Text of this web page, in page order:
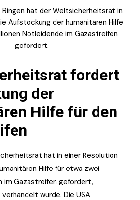
hat der Weltsicherheitsrat in
Aufstockung der humanitären Hilfe
Notleidende im Gazastreifen
gefordert.
fordert
der
Hilfe für den
hat in einer Resolution
Hilfe für etwa zwei
im Gazastreifen gefordert,
wurde. Die USA